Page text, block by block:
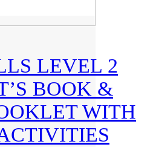
LEVEL 2
BOOK &
WITH